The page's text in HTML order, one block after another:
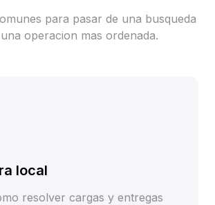
para pasar de una busqueda
operacion mas ordenada.
local
resolver cargas y entregas